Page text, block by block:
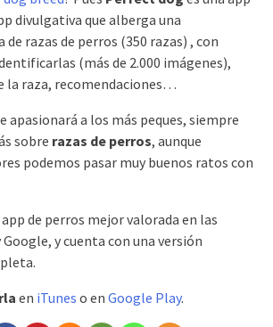
divulgativa que alberga una
razas de perros (350 razas) , con
(más de 2.000 imágenes),
la raza, recomendaciones…
apasionará a los más peques, siempre
sobre razas de perros, aunque
podemos pasar muy buenos ratos con
de perros mejor valorada en las
y cuenta con una versión
en iTunes o en Google Play.